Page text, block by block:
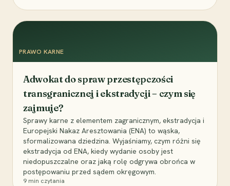
PRAWO KARNE
Adwokat do spraw przestępczości
transgranicznej i ekstradycji – czym się
zajmuje?
Sprawy karne z elementem zagranicznym, ekstradycja i
Europejski Nakaz Aresztowania (ENA) to wąska,
sformalizowana dziedzina. Wyjaśniamy, czym różni się
ekstradycja od ENA, kiedy wydanie osoby jest
niedopuszczalne oraz jaką rolę odgrywa obrońca w
postępowaniu przed sądem okręgowym.
9 min czytania